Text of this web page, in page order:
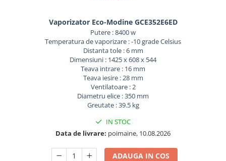
Vaporizator Eco-Modine GCE352E6ED
Putere : 8400 w
Temperatura de vaporizare : -10 grade Celsius
Distanta tole : 6 mm
Dimensiuni : 1425 x 608 x 544
Teava intrare : 16 mm
Teava iesire : 28 mm
Ventilatoare : 2
Diametru elice : 350 mm
Greutate : 39.5 kg
IN STOC
Data de livrare: poimaine, 10.08.2026
ADAUGA IN COS